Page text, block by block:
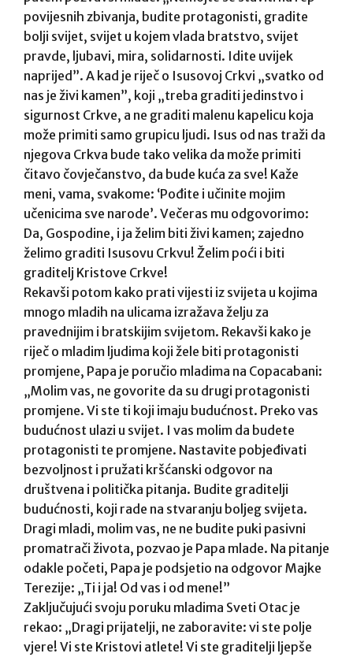
povijesnih zbivanja, budite protagonisti, gradite
bolji svijet, svijet u kojem vlada bratstvo, svijet
pravde, ljubavi, mira, solidarnosti. Idite uvijek
naprijed”. A kad je riječ o Isusovoj Crkvi „svatko od
nas je živi kamen”, koji „treba graditi jedinstvo i
sigurnost Crkve, a ne graditi malenu kapelicu koja
može primiti samo grupicu ljudi. Isus od nas traži da
njegova Crkva bude tako velika da može primiti
čitavo čovječanstvo, da bude kuća za sve! Kaže
meni, vama, svakome: ‘Pođite i učinite mojim
učenicima sve narode’. Večeras mu odgovorimo:
Da, Gospodine, i ja želim biti živi kamen; zajedno
želimo graditi Isusovu Crkvu! Želim poći i biti
graditelj Kristove Crkve!
Rekavši potom kako prati vijesti iz svijeta u kojima
mnogo mladih na ulicama izražava želju za
pravednijim i bratskijim svijetom. Rekavši kako je
riječ o mladim ljudima koji žele biti protagonisti
promjene, Papa je poručio mladima na Copacabani:
„Molim vas, ne govorite da su drugi protagonisti
promjene. Vi ste ti koji imaju budućnost. Preko vas
budućnost ulazi u svijet. I vas molim da budete
protagonisti te promjene. Nastavite pobjeđivati
bezvoljnost i pružati kršćanski odgovor na
društvena i politička pitanja. Budite graditelji
budućnosti, koji rade na stvaranju boljeg svijeta.
Dragi mladi, molim vas, ne ne budite puki pasivni
promatrači života, pozvao je Papa mlade. Na pitanje
odakle početi, Papa je podsjetio na odgovor Majke
Terezije: „Ti i ja! Od vas i od mene!”
Zaključujući svoju poruku mladima Sveti Otac je
rekao: „Dragi prijatelji, ne zaboravite: vi ste polje
vjere! Vi ste Kristovi atlete! Vi ste graditelji ljepše